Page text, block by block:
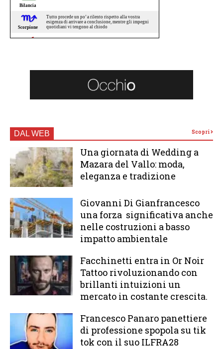
DAL WEB Scopri
Una giornata di Wedding a
Mazara del Vallo: moda,
eleganza e tradizione
Giovanni Di Gianfrancesco
una forza significativa anche
nelle costruzioni a basso
impatto ambientale
Facchinetti entra in Or Noir
Tattoo rivoluzionando con
brillanti intuizioni un
mercato in costante crescita.
Francesco Panaro panettiere
di professione spopola su tik
tok con il suo ILFRA28